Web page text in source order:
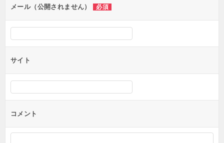
ンメール（公開されません） 必須
サイト
コメント